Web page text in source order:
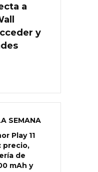
a
y
SEMANA
Play 11
precio,
de
mAh y